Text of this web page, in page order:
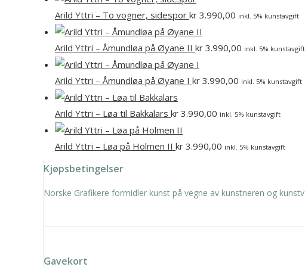
Arild Yttri – To vogner, sidespor kr 3.990,00 inkl. 5% kunstavgift
Arild Yttri – Åmundløa på Øyane II kr 3.990,00 inkl. 5% kunstavgift
Arild Yttri – Åmundløa på Øyane I kr 3.990,00 inkl. 5% kunstavgift
Arild Yttri – Løa til Bakkalars kr 3.990,00 inkl. 5% kunstavgift
Arild Yttri – Løa på Holmen II kr 3.990,00 inkl. 5% kunstavgift
Kjøpsbetingelser
Norske Grafikere formidler kunst på vegne av kunstneren og
Gavekort